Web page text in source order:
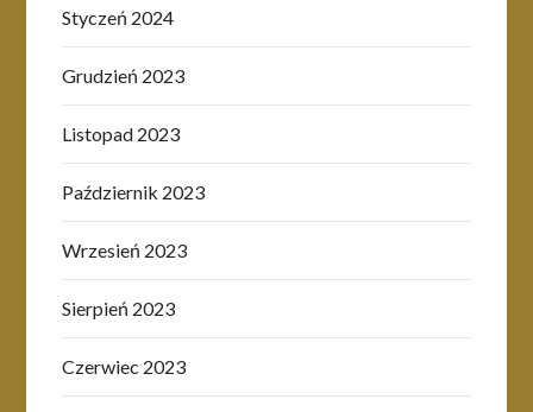
Styczeń 2024
Grudzień 2023
Listopad 2023
Październik 2023
Wrzesień 2023
Sierpień 2023
Czerwiec 2023